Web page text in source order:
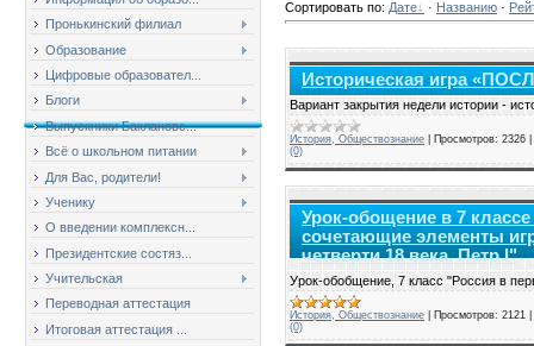
Пронькинский филиал
Образование
Цифровые образовател...
Блоги
Выпускники Баклановс...
Всё о школьном питании
Для Вас, родители!
Ученику
О введении комплексн...
Президентские состяз...
Учительская
Переводная аттестация
Итоговая аттестация ...
Сортировать по: Дате · Названию ·
Историческая игра
Вариант закрытия недели истории -
История, Обществознание Просмотров: 2326
(0)
Урок-обощение в 7
сочетающие элементы
четверти 18 века. Петр I"
Урок-обобщение, 7 класс "Россия в
История, Обществознание Просмотров: 2121
(0)